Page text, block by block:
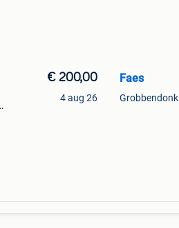
€ 200,00
4 aug 26
Faes
Grobbendonk